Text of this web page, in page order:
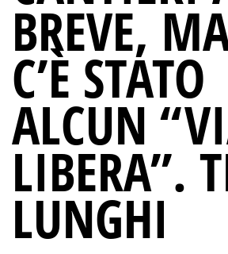
BREVE,
C’È STATO
ALCUN
LIBERA”.
LUNGHI